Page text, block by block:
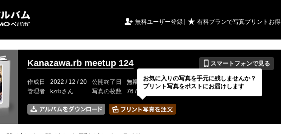
 無料ユーザー登録 ★ 有料プランで写真プリントお得
Kanazawa.rb meetup 124 📱 スマートフォンで見る
作成日 2022 / 12 / 20 公開終了日 無期限 イベントの期間
2022 / 12 / 17
管理者
kzrbさん 写真の枚数 76 / 2000枚
お気に入りの写真を手元に残しませんか？
プリント写真をポストにお届けします